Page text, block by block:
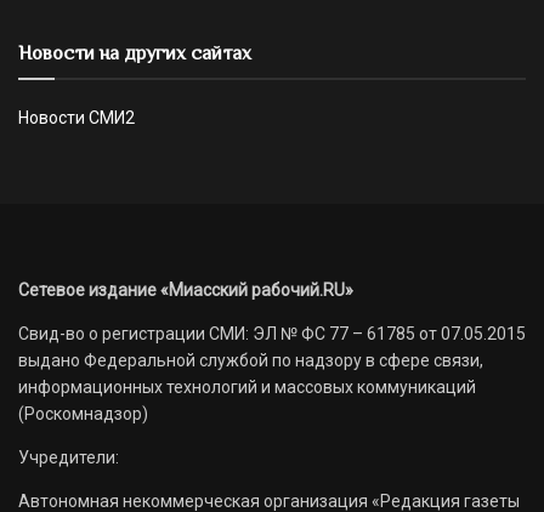
Новости на других сайтах
Новости СМИ2
Сетевое издание «Миасский рабочий.RU»
Свид-во о регистрации СМИ: ЭЛ № ФС 77 – 61785 от 07.05.2015
выдано Федеральной службой по надзору в сфере связи,
информационных технологий и массовых коммуникаций
(Роскомнадзор)
Учредители:
Автономная некоммерческая организация «Редакция газеты